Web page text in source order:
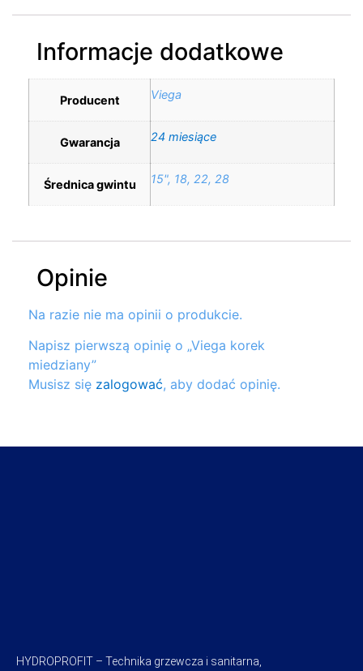
Informacje dodatkowe
Producent Viega
Gwarancja 24 miesiące
Średnica gwintu 15", 18, 22, 28
Opinie
Na razie nie ma opinii o produkcie.
Napisz pierwszą opinię o „Viega korek
miedziany”
Musisz się zalogować, aby dodać opinię.
HYDROPROFIT – Technika grzewcza i sanitarna,